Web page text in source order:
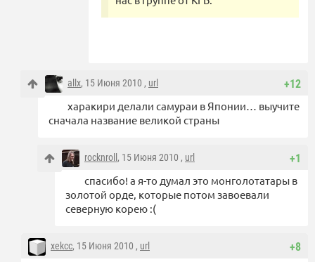
+12
allx, 15 Июня 2010 , url
харакири делали самураи в Японии… выучите
сначала название великой страны
+1
rocknroll , 15 Июня 2010 , url
спасибо! а я-то думал это монголотатары в
золотой орде, которые потом завоевали
северную корею :(
+8
xekcc, 15 Июня 2010 , url